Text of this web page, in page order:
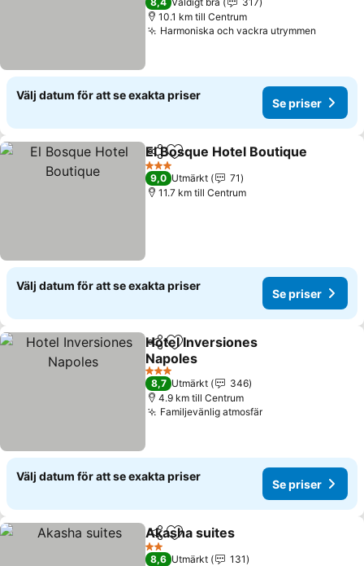
10.1 km till Centrum
Harmoniska och vackra utrymmen
Välj datum för att se exakta priser
Se priser
Dela Lägg till i Mina Favoriter
El Bosque Hotel Boutique
3 Stjärnor
9,0 Utmärkt
71
11.7 km till Centrum
Välj datum för att se exakta priser
Se priser
Dela Lägg till i Mina Favoriter
Hotel Inversiones
Napoles
Se priser
3 Stjärnor
8,7 Utmärkt
346
4.9 km till Centrum
Familjevänlig atmosfärSe priser
Välj datum för att se exakta priser
Se priser
Dela Lägg till i Mina Favoriter
Akasha suites
2 Stjärnor
8,6 Utmärkt
131